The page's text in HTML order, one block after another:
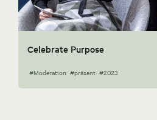
Celebrate Purpose
#Moderation #präsent #2023